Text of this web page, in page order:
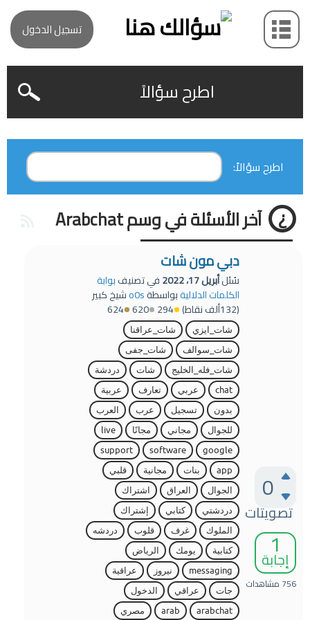
تسجيل الدخول
اطرح سؤالاً
اطرح سؤالاً:
آخر الأسئلة في وسم Arabchat
0
تصويتات
1
إجابة
756 مشاهدات
دبي مون شات
سُئلأبريل 17، 2022 في تصنيفبوابة
الكلمات الدلاليةبواسطةo0sشيخ كبير
(132ألف نقاط) 294
620
624
شات_ايزي
شات_عراقنا
شات_سوالف
شات_جفى
شات_فله_الخليج
شات
دردشة
chat
عربي تعارف
عربية
بدون
تسجيل عرب
العرب
للجوال
مجاني مجانًا
live
google
software
support
app
بنات مجانية
قلبي
الجوال
العراق
اشتراك
دردشتي
كتابي
إشتراك
الملوك
غرف قلوب
دردشه
كتابية
يومك
الرياض
messaging
نيروز
عراقية
جات
عراقي
الدخول
arabchat
arab مصري